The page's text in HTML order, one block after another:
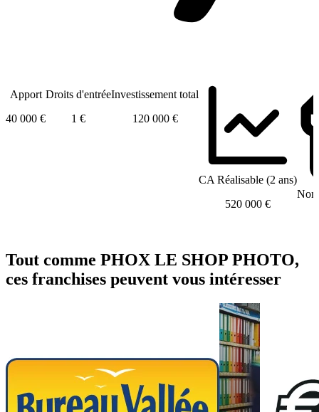
Apport
40 000 €
Droits d'entrée
1 €
Investissement total
120 000 €
CA Réalisable (2 ans)
520 000 €
Tout comme PHOX LE SHOP PHOTO,
ces franchises peuvent vous intéresser